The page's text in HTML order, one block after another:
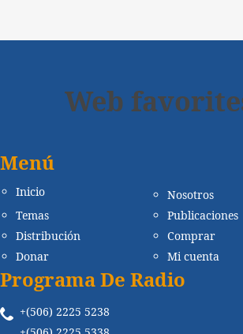
Web
Menú
Inicio
Nosotros
Temas
Publicaciones
Distribución
Comprar
Donar
Mi cuenta
Programa De Radio
+(506) 2225 5238